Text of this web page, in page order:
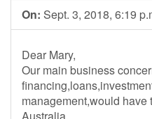
On: Sept. 3, 2018, 6:19
Dear Mary,
Our main business
management,would